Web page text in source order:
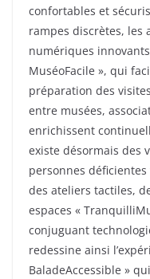
confortables et
rampes discrètes, les
numériques
MuséoFacile », qui
préparation des
entre musées,
enrichissent
existe désormais des
personnes
des ateliers tactiles,
espaces «
conjuguant
redessine ainsi
BaladeAccessible »